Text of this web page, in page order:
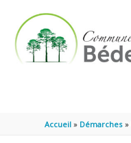
Accueil Démarches